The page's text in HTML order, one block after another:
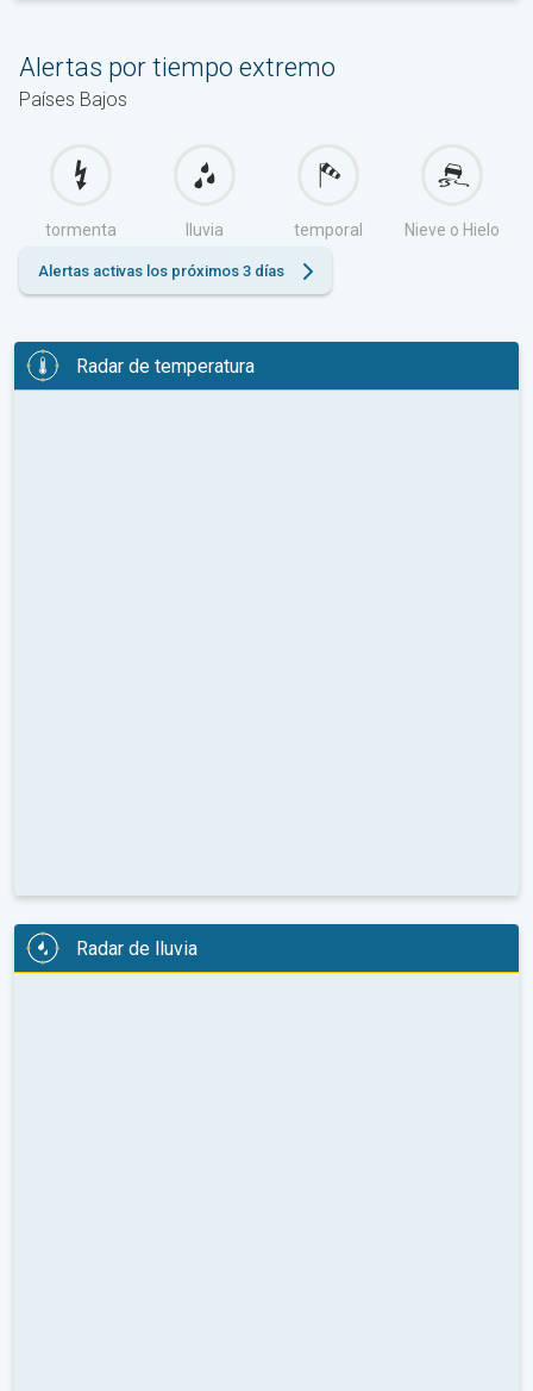
Alertas por tiempo extremo
Países Bajos
tormenta lluvia temporal Nieve o Hielo
Alertas activas los próximos 3 días
Radar de temperatura
Radar de lluvia